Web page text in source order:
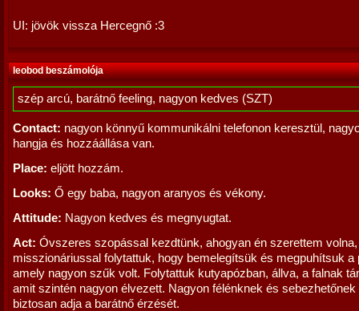
UI: jövök vissza Hercegnő :3
leobod beszámolója
szép arcú, barátnő feeling, nagyon kedves (SZT)
Contact: nagyon könnyű kommunikálni telefonon keresztül,
hangja és hozzáállása van.
Place: eljött hozzám.
Looks: Ő egy baba, nagyon aranyos és vékony.
Attitude: Nagyon kedves és megnyugtat.
Act: Óvszeres szopással kezdtünk, ahogyan én szerettem
misszionáriussal folytattuk, hogy bemelegítsük és megpuhítsuk a
amely nagyon szűk volt. Folytattuk kutyapózban, állva, a falnak
amit szintén nagyon élvezett. Nagyon félénknek és sebezhetőnek
biztosan adja a barátnő érzését.